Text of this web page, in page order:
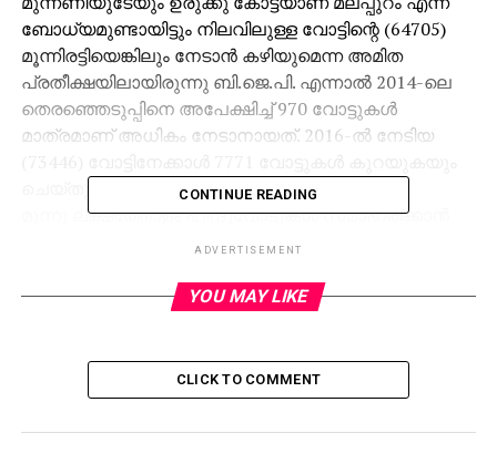
ബോധ്യമുണ്ടായിട്ടും നിലവിലുള്ള വോട്ടിന്റെ (64705)
മൂന്നിരട്ടിയെങ്കിലും നേടാന്‍ കഴിയുമെന്ന അമിത
പ്രതീക്ഷയിലായിരുന്നു ബി.ജെ.പി. എന്നാല്‍ 2014-ലെ
തെരഞ്ഞെടുപ്പിനെ അപേക്ഷിച്ച് 970 വോട്ടുകള്‍
മാത്രമാണ് അധികം നേടാനായത്. 2016-ല്‍ നേടിയ
മൂന്നു ലക്ഷത്തോളം ഹിന്ദുവോട്ടുകള്‍ സമാഹരിക്കാന്‍
കഴിഞ്ഞാല്‍ മതേതര വോട്ടുകളുടെ
കൈയെത്താദൂരത്താണെന്ന് ഉത്തര്‍പ്രദേശിലെ വിജയം
എല്ലാം ദിവാസ്വപ്‌നമായി മാറി.
വര്‍ഗീയ സംഘര്‍ഷങ്ങളുടെ നൈരന്തര്യം സൃഷ്ടിച്ച
അരക്ഷിതാവസ്ഥയില്‍ ബി.ജെ.പിക്ക് വോട്ട് ചെയ്തും
CONTINUE READING
ADVERTISEMENT
YOU MAY LIKE
CLICK TO COMMENT